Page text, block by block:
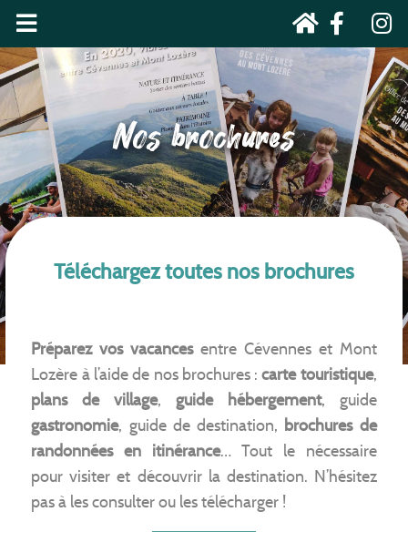
Nos brochures
Téléchargez toutes nos brochures
Préparez vos vacancesentre Cévennes et Mont
Lozère à l’aide de nos brochures :carte touristique,
plans de village, guide hébergement, guide
gastronomie, guide de destination, brochures de
randonnées en itinérance… Tout le nécessaire
pour visiter et découvrir la destination. N’hésitez
pas à les consulter ou les télécharger !